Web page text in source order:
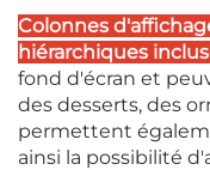
Colonnes
hiérarchiques
fond d'écran et
des desserts, des
permettent
ainsi la possibilité